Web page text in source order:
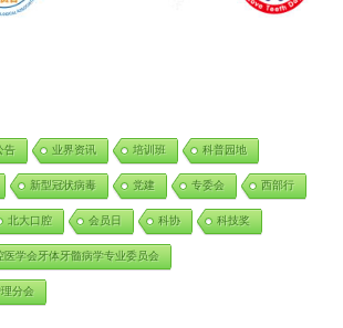
告 业界资讯 培训班 科普园地
新型冠状病毒 党建 专委会 西部行
北大口腔 会员日 科协 科技奖
医学会牙体牙髓病学专业委员会
分会